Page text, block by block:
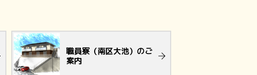
職員寮（南区大池）のご
案内